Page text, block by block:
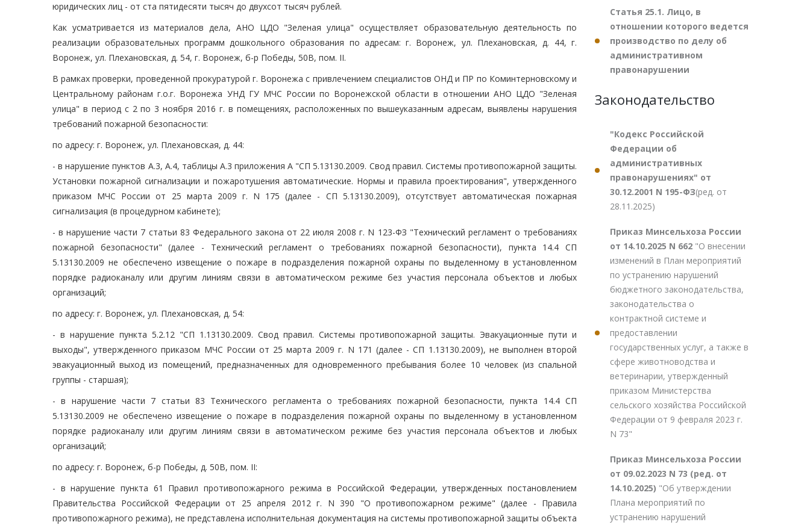
юридических лиц - от ста пятидесяти тысяч до двухсот тысяч рублей.
Как усматривается из материалов дела, АНО ЦДО "Зеленая улица" осуществляет образовательную деятельность по
реализации образовательных программ дошкольного образования по адресам: г. Воронеж, ул. Плехановская, д. 44, г.
Воронеж, ул. Плехановская, д. 54, г. Воронеж, б-р Победы, 50В, пом. II.
В рамках проверки, проведенной прокуратурой г. Воронежа с привлечением специалистов ОНД и ПР по Коминтерновскому и
Центральному районам г.о.г. Воронежа УНД ГУ МЧС России по Воронежской области в отношении АНО ЦДО "Зеленая
улица" в период с 2 по 3 ноября 2016 г. в помещениях, расположенных по вышеуказанным адресам, выявлены нарушения
требований пожарной безопасности:
по адресу: г. Воронеж, ул. Плехановская, д. 44:
- в нарушение пунктов А.3, А.4, таблицы А.3 приложения А "СП 5.13130.2009. Свод правил. Системы противопожарной защиты.
Установки пожарной сигнализации и пожаротушения автоматические. Нормы и правила проектирования", утвержденного
приказом МЧС России от 25 марта 2009 г. N 175 (далее - СП 5.13130.2009), отсутствует автоматическая пожарная
сигнализация (в процедурном кабинете);
- в нарушение части 7 статьи 83 Федерального закона от 22 июля 2008 г. N 123-ФЗ "Технический регламент о требованиях
пожарной безопасности" (далее - Технический регламент о требованиях пожарной безопасности), пункта 14.4 СП
5.13130.2009 не обеспечено извещение о пожаре в подразделения пожарной охраны по выделенному в установленном
порядке радиоканалу или другим линиям связи в автоматическом режиме без участия персонала объектов и любых
организаций;
по адресу: г. Воронеж, ул. Плехановская, д. 54:
- в нарушение пункта 5.2.12 "СП 1.13130.2009. Свод правил. Системы противопожарной защиты. Эвакуационные пути и
выходы", утвержденного приказом МЧС России от 25 марта 2009 г. N 171 (далее - СП 1.13130.2009), не выполнен второй
эвакуационный выход из помещений, предназначенных для одновременного пребывания более 10 человек (из спальной
группы - старшая);
- в нарушение части 7 статьи 83 Технического регламента о требованиях пожарной безопасности, пункта 14.4 СП
5.13130.2009 не обеспечено извещение о пожаре в подразделения пожарной охраны по выделенному в установленном
порядке радиоканалу или другим линиям связи в автоматическом режиме без участия персонала объектов и любых
организаций;
по адресу: г. Воронеж, б-р Победы, д. 50В, пом. II:
- в нарушение пункта 61 Правил противопожарного режима в Российской Федерации, утвержденных постановлением
Правительства Российской Федерации от 25 апреля 2012 г. N 390 "О противопожарном режиме" (далее - Правила
противопожарного режима), не представлена исполнительная документация на системы противопожарной защиты объекта
Статья 25.1. Лицо, в
отношении которого ведется
производство по делу об
административном
правонарушении
Законодательство
"Кодекс Российской
Федерации об
административных
правонарушениях" от
30.12.2001 N 195-ФЗ(ред. от
28.11.2025)
Приказ Минсельхоза России
от 14.10.2025 N 662 "О внесении
изменений в План мероприятий
по устранению нарушений
бюджетного законодательства,
законодательства о
контрактной системе и
предоставлении
государственных услуг, а также в
сфере животноводства и
ветеринарии, утвержденный
приказом Министерства
сельского хозяйства Российской
Федерации от 9 февраля 2023 г.
N 73"
Приказ Минсельхоза России
от 09.02.2023 N 73 (ред. от
14.10.2025) "Об утверждении
Плана мероприятий по
устранению нарушений